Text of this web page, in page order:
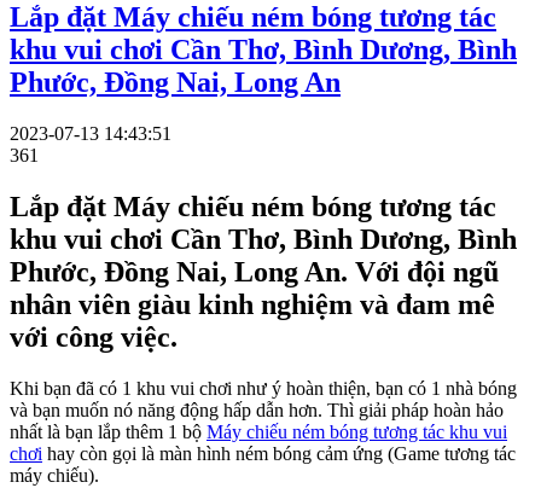
Lắp đặt Máy chiếu ném bóng tương tác
khu vui chơi Cần Thơ, Bình Dương, Bình
Phước, Đồng Nai, Long An
2023-07-13 14:43:51
361
Lắp đặt Máy chiếu ném bóng tương tác
khu vui chơi Cần Thơ, Bình Dương, Bình
Phước, Đồng Nai, Long An. Với đội ngũ
nhân viên giàu kinh nghiệm và đam mê
với công việc.
Khi bạn đã có 1 khu vui chơi như ý hoàn thiện, bạn có 1 nhà bóng
và bạn muốn nó năng động hấp dẫn hơn. Thì giải pháp hoàn hảo
nhất là bạn lắp thêm 1 bộ Máy chiếu ném bóng tương tác khu vui
chơi hay còn gọi là màn hình ném bóng cảm ứng (Game tương tác
máy chiếu).